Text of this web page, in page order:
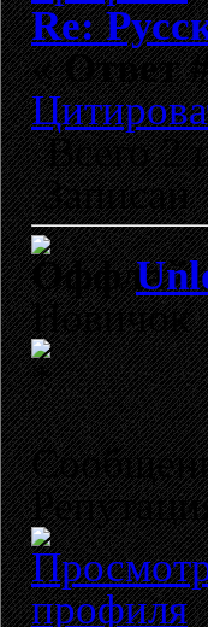
Re:
«Ответ
Всего 2
Записан
Новичок